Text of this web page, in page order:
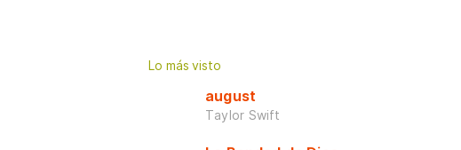
Lo más visto
august
Taylor Swift